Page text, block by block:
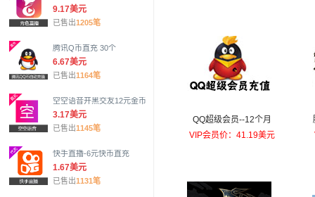
9.17美元
已售出1205笔
腾讯Q币直充 30个
6.67美元
已售出1164笔
空空语音开黑交友12元金币
3.17美元
已售出1145笔
快手直播-6元快币直充
1.67美元
已售出1131笔
QQ超级会员--12个月
VIP会员价：41.19美元